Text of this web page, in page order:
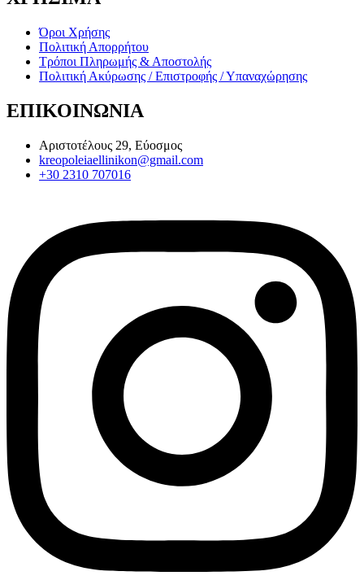
Όροι Χρήσης
Πολιτική Απορρήτου
Τρόποι Πληρωμής & Αποστολής
Πολιτική Ακύρωσης / Επιστροφής / Υπαναχώρησης
ΕΠΙΚΟΙΝΩΝΙΑ
Αριστοτέλους 29, Εύοσμος
kreopoleiaellinikon@gmail.com
+30 2310 707016